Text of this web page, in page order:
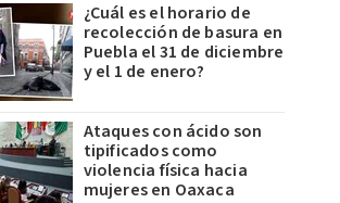
¿Cuál es el horario de
recolección de basura en
Puebla el 31 de diciembre
y el 1 de enero?
Ataques con ácido son
tipificados como
violencia física hacia
mujeres en Oaxaca